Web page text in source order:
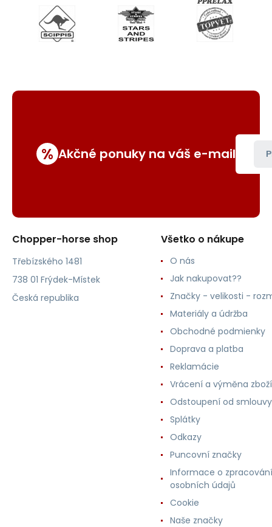
% Akčné ponuky na váš e-mail
Chopper-horse shop
Třebízského 1481
738 01 Frýdek-Místek
Česká republika
Všetko o nákupe
O nás
Jak nakupovat??
Značky - velikosti -
Materiály a údržba
Obchodné podmienky
Doprava a platba
Reklamácie
Vrácení a výměna zboží
Odstoupení od smlouvy
Splátky
Odkazy
Puncovní značky
Informace o zpracování
osobních údajů
Cookie
Naše značky